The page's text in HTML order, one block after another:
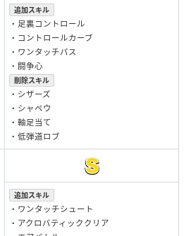
追加スキル
・足裏コントロール
・コントロールカーブ
・ワンタッチパス
・闘争心
削除スキル
・シザーズ
・シャペウ
・軸足当て
・低弾道ロブ
追加スキル
・ワンタッチシュート
・アクロバティッククリア